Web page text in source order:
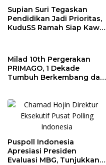
Pencegahan Dimulai dari
Keluarga
Supian Suri Tegaskan
Pendidikan Jadi Prioritas,
KuduSS Ramah Siap Kawal
Milad 10th Pergerakan
PRIMAGO, 1 Dekade
Tumbuh Berkembang dan
Puspoll Indonesia
Apresiasi Presiden
Evaluasi MBG, Tunjukkan